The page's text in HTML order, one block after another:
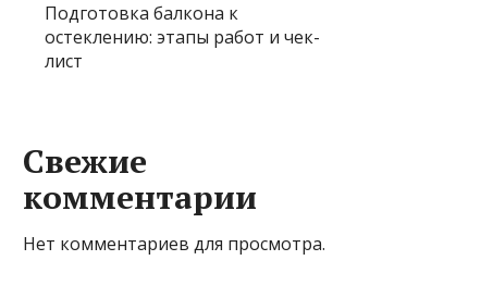
Подготовка балкона к
остеклению: этапы работ и чек-
лист
Свежие
комментарии
Нет комментариев для просмотра.